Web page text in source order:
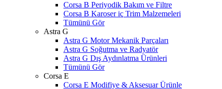
Corsa B Periyodik Bakım ve Filtre
Corsa B Karoser iç Trim Malzemeleri
Tümünü Gör
Astra G
Astra G Motor Mekanik Parçaları
Astra G Soğutma ve Radyatör
Astra G Dış Aydınlatma Ürünleri
Tümünü Gör
Corsa E
Corsa E Modifiye & Aksesuar Ürünle